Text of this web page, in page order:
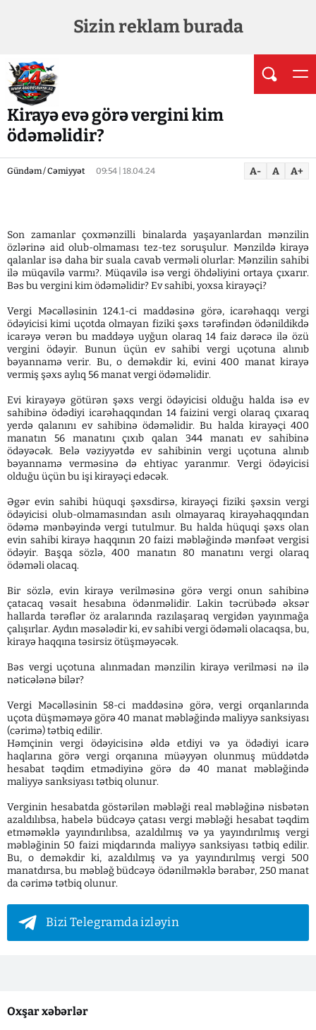
Sizin reklam burada
Kirayə evə görə vergini kim
ödəməlidir?
Gündəm / Cəmiyyət 09:54 | 18.04.24 A- A A+
Son zamanlar çoxmənzilli binalarda yaşayanlardan mənzilin
özlərinə aid olub-olmaması tez-tez soruşulur. Mənzildə kirayə
qalanlar isə daha bir suala cavab verməli olurlar: Mənzilin sahibi
ilə müqavilə varmı?. Müqavilə isə vergi öhdəliyini ortaya çıxarır.
Bəs bu vergini kim ödəməlidir? Ev sahibi, yoxsa kirayəçi?
Vergi Məcəlləsinin 124.1-ci maddəsinə görə, icarəhaqqı vergi
ödəyicisi kimi uçotda olmayan fiziki şəxs tərəfindən ödənildikdə
icarəyə verən bu maddəyə uyğun olaraq 14 faiz dərəcə ilə özü
vergini ödəyir. Bunun üçün ev sahibi vergi uçotuna alınıb
bəyannamə verir. Bu, o deməkdir ki, evini 400 manat kirayə
vermiş şəxs aylıq 56 manat vergi ödəməlidir.
Evi kirayəyə götürən şəxs vergi ödəyicisi olduğu halda isə ev
sahibinə ödədiyi icarəhaqqından 14 faizini vergi olaraq çıxaraq
yerdə qalanını ev sahibinə ödəməlidir. Bu halda kirayəçi 400
manatın 56 manatını çıxıb qalan 344 manatı ev sahibinə
ödəyəcək. Belə vəziyyətdə ev sahibinin vergi uçotuna alınıb
bəyannamə verməsinə də ehtiyac yaranmır. Vergi ödəyicisi
olduğu üçün bu işi kirayəçi edəcək.
Əgər evin sahibi hüquqi şəxsdirsə, kirayəçi fiziki şəxsin vergi
ödəyicisi olub-olmamasından asılı olmayaraq kirayəhaqqından
ödəmə mənbəyində vergi tutulmur. Bu halda hüquqi şəxs olan
evin sahibi kirayə haqqının 20 faizi məbləğində mənfəət vergisi
ödəyir. Başqa sözlə, 400 manatın 80 manatını vergi olaraq
ödəməli olacaq.
Bir sözlə, evin kirayə verilməsinə görə vergi onun sahibinə
çatacaq vəsait hesabına ödənməlidir. Lakin təcrübədə əksər
hallarda tərəflər öz aralarında razılaşaraq vergidən yayınmağa
çalışırlar. Aydın məsələdir ki, ev sahibi vergi ödəməli olacaqsa, bu,
kirayə haqqına təsirsiz ötüşməyəcək.
Bəs vergi uçotuna alınmadan mənzilin kirayə verilməsi nə ilə
nəticələnə bilər?
Vergi Məcəlləsinin 58-ci maddəsinə görə, vergi orqanlarında
uçota düşməməyə görə 40 manat məbləğində maliyyə sanksiyası
(cərimə) tətbiq edilir.
Həmçinin vergi ödəyicisinə əldə etdiyi və ya ödədiyi icarə
haqlarına görə vergi orqanına müəyyən olunmuş müddətdə
hesabat təqdim etmədiyinə görə də 40 manat məbləğində
maliyyə sanksiyası tətbiq olunur.
Verginin hesabatda göstərilən məbləği real məbləğinə nisbətən
azaldılıbsa, habelə büdcəyə çatası vergi məbləği hesabat təqdim
etməməklə yayındırılıbsa, azaldılmış və ya yayındırılmış vergi
məbləğinin 50 faizi miqdarında maliyyə sanksiyası tətbiq edilir.
Bu, o deməkdir ki, azaldılmış və ya yayındırılmış vergi 500
manatdırsa, bu məbləğ büdcəyə ödənilməklə bərabər, 250 manat
da cərimə tətbiq olunur.
Bizi Telegramda izləyin
Oxşar xəbərlər